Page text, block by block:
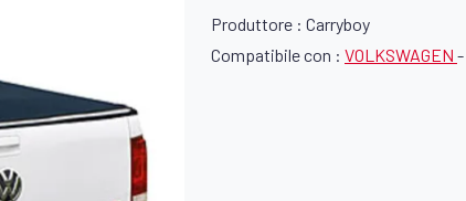
Produttore : Carryboy
Compatibile con : VOLKSWAGEN -